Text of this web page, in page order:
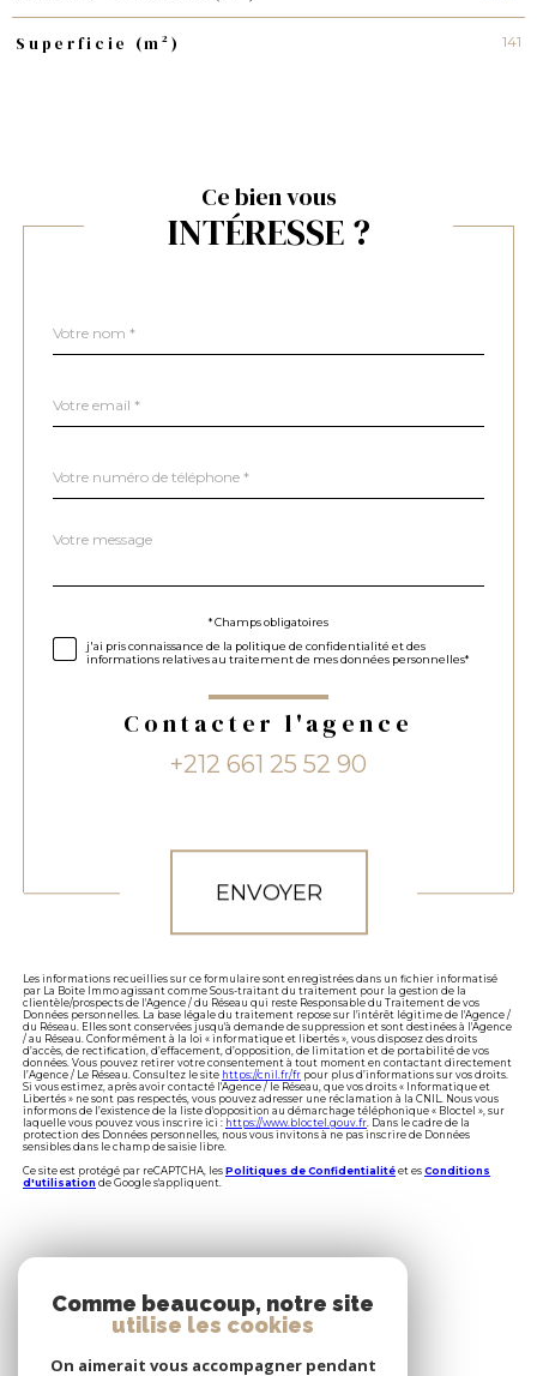
Superficie (m²) 141
Ce bien vous
INTÉRESSE ?
par
*
*
*
Fieldset
Message
*
* Champs obligatoires
j'ai pris connaissance de la politique de confidentialité et des
informations relatives au traitement de mes données personnelles*
Contacter l'agence
+212 661 25 52 90
ENVOYER
Les informations recueillies sur ce formulaire sont enregistrées dans un fichier informatisé
par La Boite Immo agissant comme Sous-traitant du traitement pour la gestion de la
clientèle/prospects de l'Agence / du Réseau qui reste Responsable du Traitement de vos
Données personnelles. La base légale du traitement repose sur l'intérêt légitime de l'Agence /
du Réseau. Elles sont conservées jusqu'à demande de suppression et sont destinées à l'Agence
/ au Réseau. Conformément à la loi « informatique et libertés », vous disposez des droits
d’accès, de rectification, d’effacement, d’opposition, de limitation et de portabilité de vos
données. Vous pouvez retirer votre consentement à tout moment en contactant directement
l’Agence / Le Réseau. Consultez le site https://cnil.fr/fr pour plus d’informations sur vos droits.
Si vous estimez, après avoir contacté l'Agence / le Réseau, que vos droits « Informatique et
Libertés » ne sont pas respectés, vous pouvez adresser une réclamation à la CNIL. Nous vous
informons de l’existence de la liste d'opposition au démarchage téléphonique « Bloctel », sur
laquelle vous pouvez vous inscrire ici : https://www.bloctel.gouv.fr. Dans le cadre de la
protection des Données personnelles, nous vous invitons à ne pas inscrire de Données
sensibles dans le champ de saisie libre.
Ce site est protégé par reCAPTCHA, les Politiques de Confidentialité et es Conditions
d'utilisation de Google s'appliquent.
Ces biens peuvent vous
INTÉRESSER
Comme beaucoup, notre site
utilise les cookies
On aimerait vous accompagner pendant